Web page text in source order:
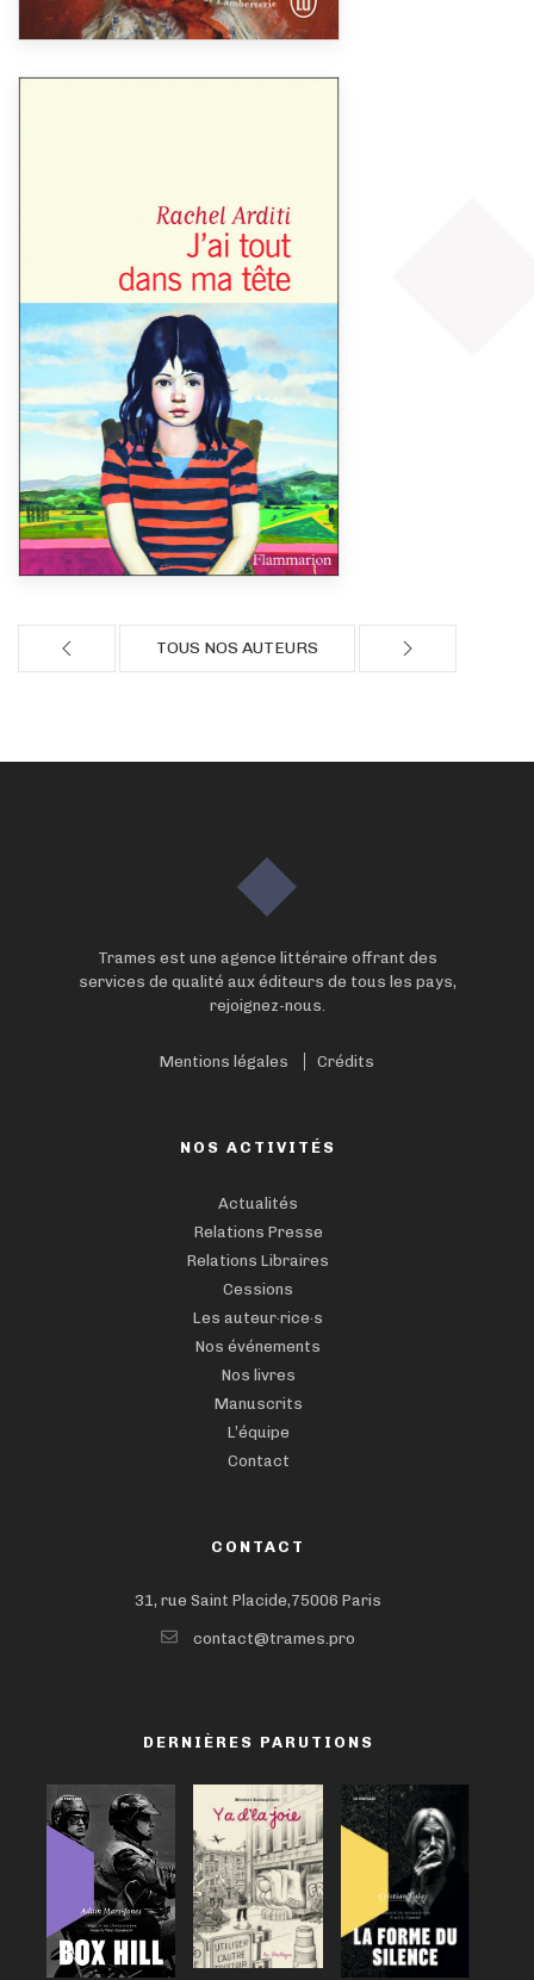
TOUS NOS AUTEURS
Trames est une agence littéraire offrant des
services de qualité aux éditeurs de tous les pays,
rejoignez-nous.
Mentions légales Crédits
NOS ACTIVITÉS
Actualités
Relations Presse
Relations Libraires
Cessions
Les auteur·rice·s
Nos événements
Nos livres
Manuscrits
L’équipe
Contact
CONTACT
31, rue Saint Placide,75006 Paris
contact@trames.pro
DERNIÈRES PARUTIONS